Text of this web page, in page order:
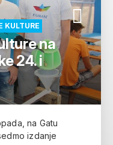
KULTURE
na
24. i
na Gatu
izdanje